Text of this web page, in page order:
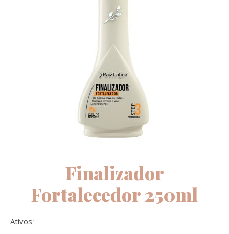
Finalizador
Fortalecedor 250ml
Ativos: